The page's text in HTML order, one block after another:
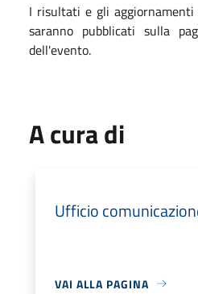
I risultati e gli aggiornamenti
saranno pubblicati sulla
dell'evento.
A cura di
Ufficio
VAI ALLA PAGINA